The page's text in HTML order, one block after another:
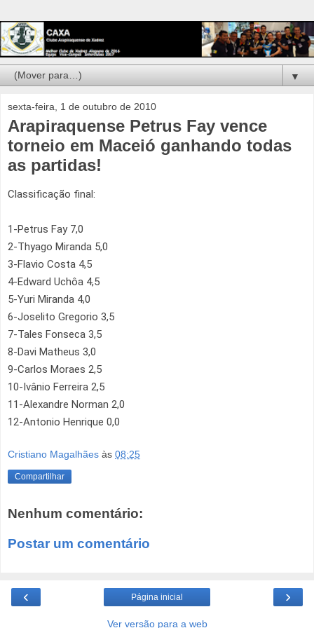
▼
sexta-feira, 1 de outubro de 2010
Arapiraquense Petrus Fay vence
torneio em Maceió ganhando todas
as partidas!
Classificação final:
1-Petrus Fay 7,0
2-Thyago Miranda 5,0
3-Flavio Costa 4,5
4-Edward Uchôa 4,5
5-Yuri Miranda 4,0
6-Joselito Gregorio 3,5
7-Tales Fonseca 3,5
8-Davi Matheus 3,0
9-Carlos Moraes 2,5
10-Ivânio Ferreira 2,5
11-Alexandre Norman 2,0
12-Antonio Henrique 0,0
Cristiano Magalhães às 08:25
Compartilhar
Nenhum comentário:
Postar um comentário
‹ ›
Página inicial
Ver versão para a web